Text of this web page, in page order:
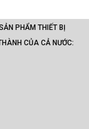
PHẨM THIẾT BỊ
CỦA CẢ NƯỚC: